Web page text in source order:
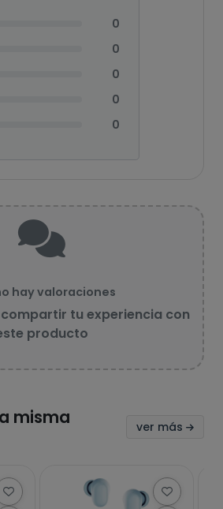
0
0
0
0
0
hay valoraciones
compartir tu experiencia con
producto
misma
ver más